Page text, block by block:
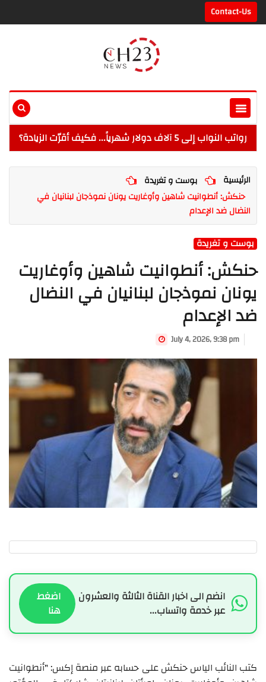
Contact-Us
رواتب النواب إلى 5 آلاف دولار شهرياً... فكيف أقرّت الزيادة؟
الرئيسية
بوست و تغريدة
حنكش: أنطوانيت شاهين وأوغاريت يونان نموذجان لبنانيان في
النضال ضد الإعدام
بوست و تغريدة
حنكش: أنطوانيت شاهين وأوغاريت
يونان نموذجان لبنانيان في النضال
ضد الإعدام
July 4, 2026, 9:38 pm
انضم الى اخبار القناة الثالثة والعشرون
عبر خدمة واتساب...
اضغط
هنا
كتب النائب الياس حنكش على حسابه عبر منصة إكس: "أنطوانيت